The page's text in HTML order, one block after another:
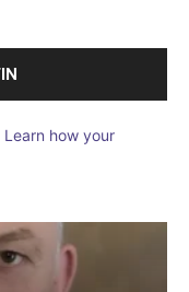
Learn how your